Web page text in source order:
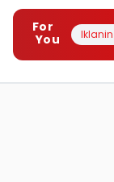
For
You
Iklanin